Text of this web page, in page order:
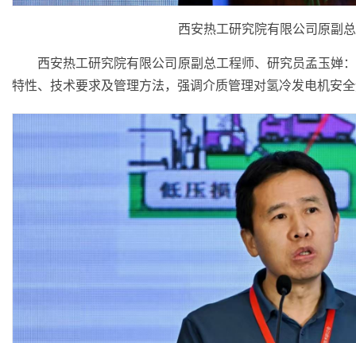
西安热工研究院有限公司原副
西安热工研究院有限公司原副总工程师、研究员孟玉婵
特性、技术要求及管理方法，强调介质管理对氢冷发电机安